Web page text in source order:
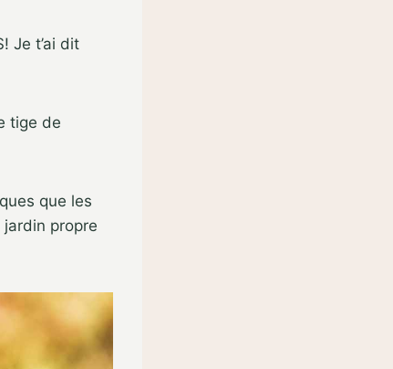
Je t’ai dit
tige de
que les
propre